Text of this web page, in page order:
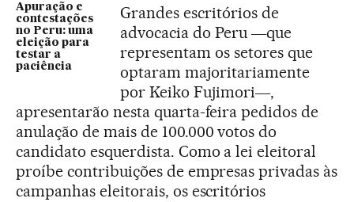
Apuração e
contestações
no Peru: uma
eleição para
testar a
paciência
Grandes escritórios de
advocacia do Peru ―que
representam os setores que
optaram majoritariamente
por Keiko Fujimori―,
apresentarão nesta quarta-feira pedidos de
anulação de mais de 100.000 votos do
candidato esquerdista. Como a lei eleitoral
proíbe contribuições de empresas privadas às
campanhas eleitorais, os escritórios